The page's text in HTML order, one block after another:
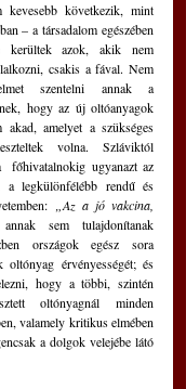
– a társadalom egészében
kerültek azok, akik nem
csakis a fával. Nem
szentelni annak a
hogy az új oltóanyagok
amelyet a szükséges
volna. Szláviktól
főhivatalnokig ugyanazt az
a legkülönfélébb rendű és
„Az a jó vakcina,
sem tulajdonítanak
országok egész sora
érvényességét; és
hogy a többi, szintén
oltónyagnál minden
valamely kritikus elmében
a dolgok velejébe látó